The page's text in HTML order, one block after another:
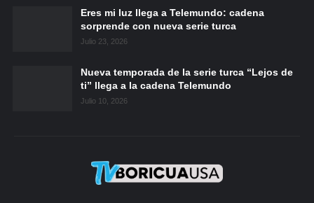
Eres mi luz llega a Telemundo: cadena
sorprende con nueva serie turca
Julio 23, 2026
Nueva temporada de la serie turca “Lejos de
ti” llega a la cadena Telemundo
Julio 10, 2026